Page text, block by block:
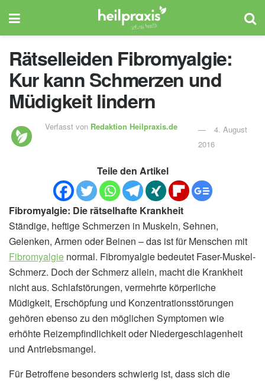
Rätselleiden Fibromyalgie:
Kur kann Schmerzen und
Müdigkeit lindern
Verfasst von Redaktion Heilpraxis.de
4. August
2016
Teile den Artikel
Fibromyalgie: Die rätselhafte Krankheit
Ständige, heftige Schmerzen in Muskeln, Sehnen,
Gelenken, Armen oder Beinen – das ist für Menschen mit
Fibromyalgie normal. Fibromyalgie bedeutet Faser-Muskel-
Schmerz. Doch der Schmerz allein, macht die Krankheit
nicht aus. Schlafstörungen, vermehrte körperliche
Müdigkeit, Erschöpfung und Konzentrationsstörungen
gehören ebenso zu den möglichen Symptomen wie
erhöhte Reizempfindlichkeit oder Niedergeschlagenheit
und Antriebsmangel.
Für Betroffene besonders schwierig ist, dass sich die